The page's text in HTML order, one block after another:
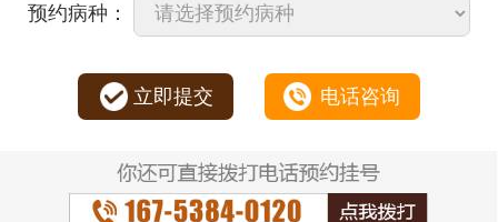
预约病种：
立即提交 电话咨询